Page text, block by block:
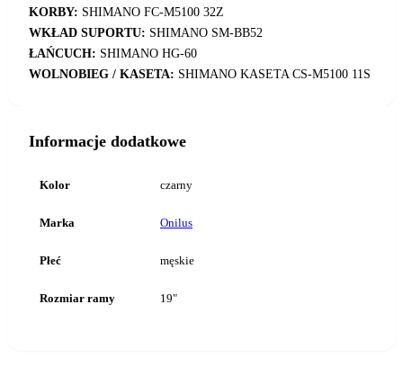
KORBY: SHIMANO FC-M5100 32Z
WKŁAD SUPORTU: SHIMANO SM-BB52
ŁAŃCUCH: SHIMANO HG-60
WOLNOBIEG / KASETA: SHIMANO KASETA CS-M5100 11S
Informacje dodatkowe
Kolor czarny
Marka Onilus
Płeć męskie
Rozmiar ramy 19"